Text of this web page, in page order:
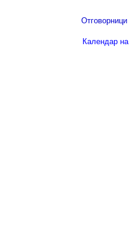
Календар